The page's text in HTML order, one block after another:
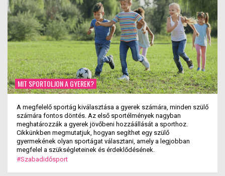
MIT SPORTOLJON A GYEREK?
A megfelelő sportág kiválasztása a gyerek számára, minden szülő
számára fontos döntés. Az első sportélmények nagyban
meghatározzák a gyerek jövőbeni hozzáállását a sporthoz.
Cikkünkben megmutatjuk, hogyan segíthet egy szülő
gyermekének olyan sportágat választani, amely a legjobban
megfelel a szükségleteinek és érdeklődésének.
#Szabadidősport